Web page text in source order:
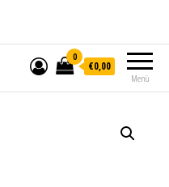
Menü
0
€0,00